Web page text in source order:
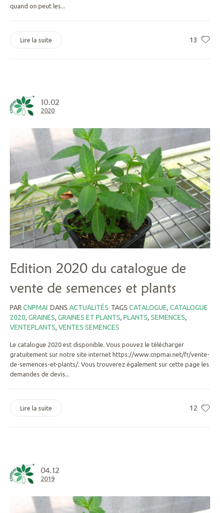
quand on peut les...
13
Lire la suite
10.02
2020
Edition 2020 du catalogue de
vente de semences et plants
PAR CNPMAI DANS ACTUALITÉS TAGS CATALOGUE, CATALOGUE
2020, GRAINES, GRAINES ET PLANTS, PLANTS, SEMENCES,
VENTEPLANTS, VENTES SEMENCES
Le catalogue 2020 est disponible. Vous pouvez le télécharger
gratuitement sur notre site internet https://www.cnpmai.net/fr/vente-
de-semences-et-plants/. Vous trouverez également sur cette page les
demandes de devis...
12
Lire la suite
04.12
2019